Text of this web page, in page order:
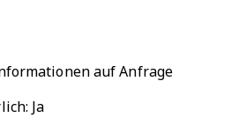
auf Anfrage
Ja